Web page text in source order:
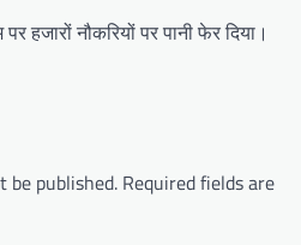
हजारों नौकरियों पर पानी फेर दिया।
be published. Required fields are